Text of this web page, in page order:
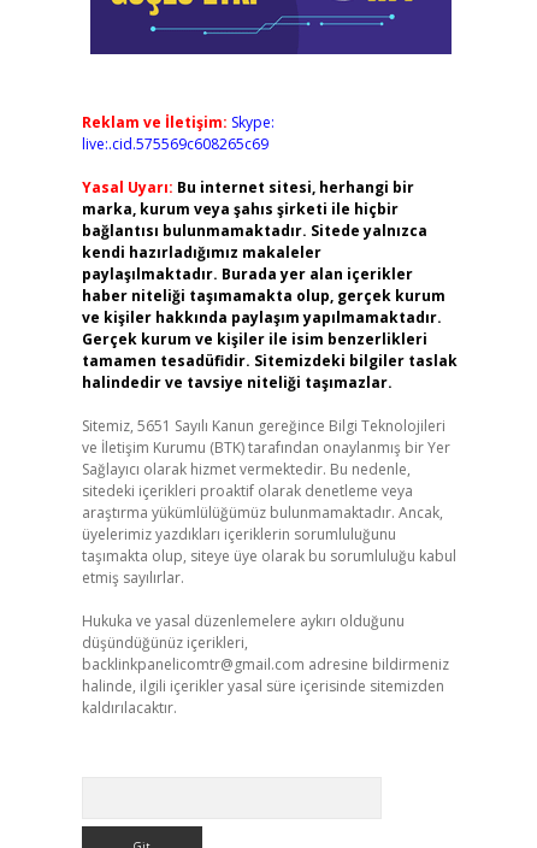
Reklam ve İletişim: Skype:
live:.cid.575569c608265c69
Yasal Uyarı: Bu internet sitesi, herhangi bir
marka, kurum veya şahıs şirketi ile hiçbir
bağlantısı bulunmamaktadır. Sitede yalnızca
kendi hazırladığımız makaleler
paylaşılmaktadır. Burada yer alan içerikler
haber niteliği taşımamakta olup, gerçek kurum
ve kişiler hakkında paylaşım yapılmamaktadır.
Gerçek kurum ve kişiler ile isim benzerlikleri
tamamen tesadüfidir. Sitemizdeki bilgiler taslak
halindedir ve tavsiye niteliği taşımazlar.
Sitemiz, 5651 Sayılı Kanun gereğince Bilgi Teknolojileri
ve İletişim Kurumu (BTK) tarafından onaylanmış bir Yer
Sağlayıcı olarak hizmet vermektedir. Bu nedenle,
sitedeki içerikleri proaktif olarak denetleme veya
araştırma yükümlülüğümüz bulunmamaktadır. Ancak,
üyelerimiz yazdıkları içeriklerin sorumluluğunu
taşımakta olup, siteye üye olarak bu sorumluluğu kabul
etmiş sayılırlar.
Hukuka ve yasal düzenlemelere aykırı olduğunu
düşündüğünüz içerikleri,
backlinkpanelicomtr@gmail.com adresine bildirmeniz
halinde, ilgili içerikler yasal süre içerisinde sitemizden
kaldırılacaktır.